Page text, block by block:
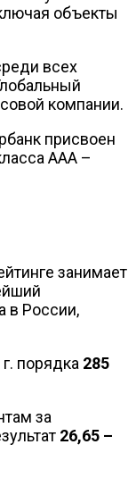
объекты
всех
компании.
присвоен
ААА –
занимает
в России,
порядка 285
за
26,65 –